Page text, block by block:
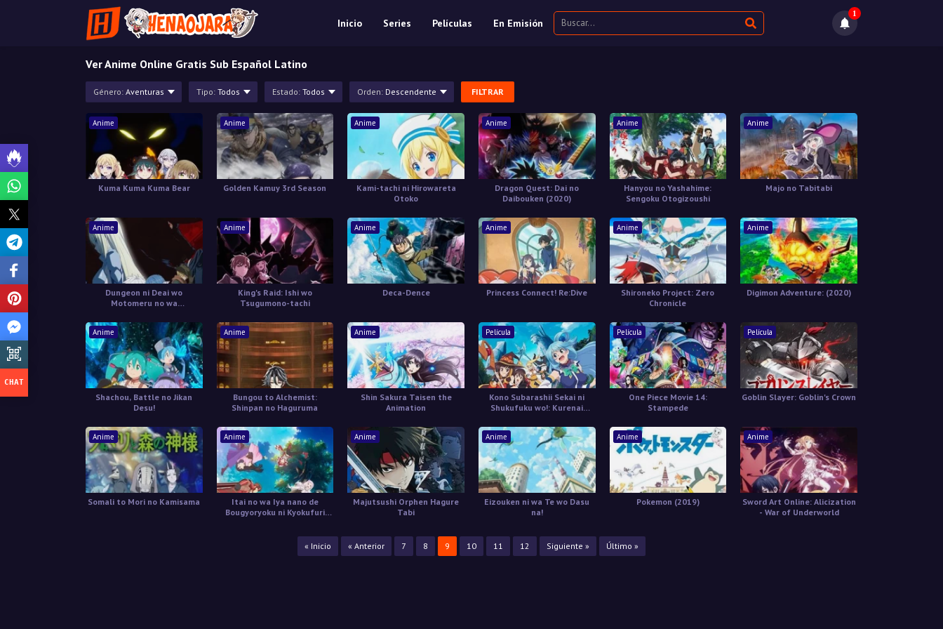
Inicio Series Películas En Emisión
1
Ver Anime Online Gratis Sub Español Latino
Género: Aventuras Tipo: Todos Estado: Todos Orden: Descendente FILTRAR
Anime
Kuma Kuma Kuma Bear
Anime
Golden Kamuy 3rd Season
Anime
Kami-tachi ni Hirowareta
Otoko
Anime
Dragon Quest: Dai no
Daibouken (2020)
Anime
Hanyou no Yashahime:
Sengoku Otogizoushi
Anime
Majo no Tabitabi
Anime
Dungeon ni Deai wo
Motomeru no wa
Anime
King's Raid: Ishi wo
Tsugumono-tachi
Anime
Deca-Dence
Anime
Princess Connect! Re:Dive
Anime
Shironeko Project: Zero
Chronicle
Anime
Digimon Adventure: (2020)
Anime
Shachou, Battle no Jikan
Desu!
Anime
Bungou to Alchemist:
Shinpan no Haguruma
Anime
Shin Sakura Taisen the
Animation
Película
Kono Subarashii Sekai ni
Shukufuku wo!: Kurenai
Película
One Piece Movie 14:
Stampede
Película
Goblin Slayer: Goblin's Crown
Anime
Somali to Mori no Kamisama
Anime
Itai no wa Iya nano de
Bougyoryoku ni Kyokufuri
Anime
Majutsushi Orphen Hagure
Tabi
Anime
Eizouken ni wa Te wo Dasu
na!
Anime
Pokemon (2019)
Anime
Sword Art Online: Alicization
- War of Underworld
« Inicio « Anterior 7 8 9 10 11 12 Siguiente » Último »